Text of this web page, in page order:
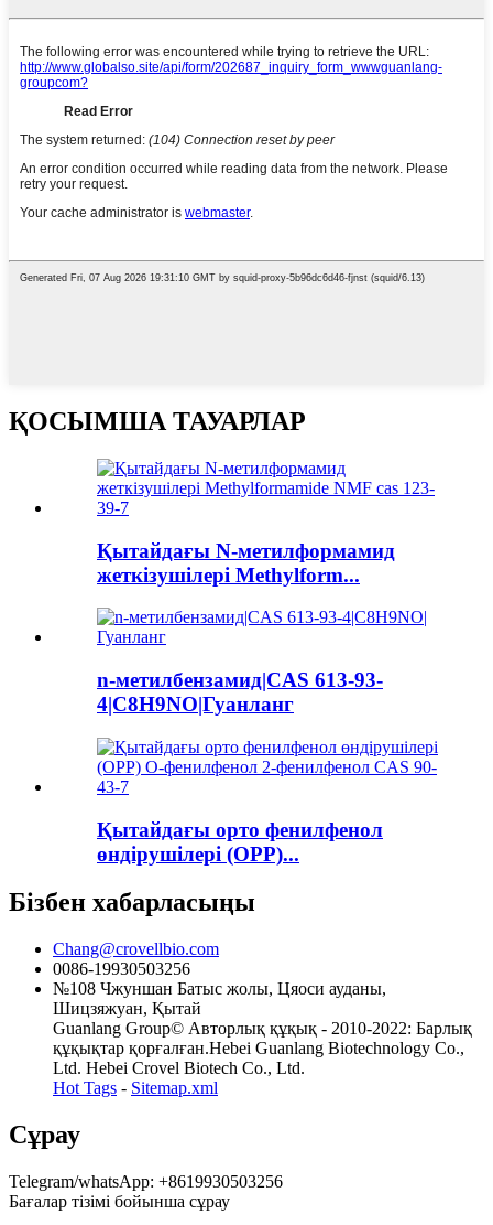
ҚОСЫМША ТАУАРЛАР
Қытайдағы N-метилформамид
жеткізушілері Methylform...
n-метилбензамид|CAS 613-93-
4|C8H9NO|Гуанланг
Қытайдағы орто фенилфенол
өндірушілері (OPP)...
Бізбен хабарласыңы
Chang@crovellbio.com
0086-19930503256
№108 Чжуншан Батыс жолы, Цяоси ауданы,
Шицзяжуан, Қытай
Guanlang Group© Авторлық құқық - 2010-2022: Барлық
құқықтар қорғалған.Hebei Guanlang Biotechnology Co.,
Ltd. Hebei Crovel Biotech Co., Ltd.
Hot Tags - Sitemap.xml
Сұрау
Telegram/whatsApp: +8619930503256
Бағалар тізімі бойынша сұрау